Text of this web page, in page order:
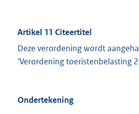
Artikel 11 Citeertitel
Deze verordening wordt
‘Verordening toeristenbelasting
Ondertekening